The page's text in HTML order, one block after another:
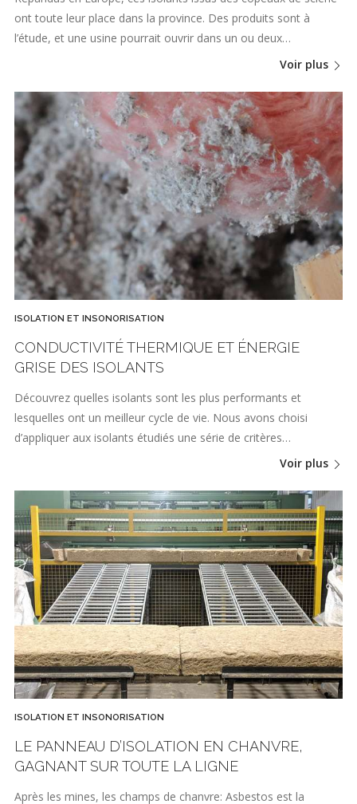
ont toute leur place dans la province. Des produits sont à
l’étude, et une usine pourrait ouvrir dans un ou deux…
Voir plus
ISOLATION ET INSONORISATION
CONDUCTIVITÉ THERMIQUE ET ÉNERGIE
GRISE DES ISOLANTS
Découvrez quelles isolants sont les plus performants et
lesquelles ont un meilleur cycle de vie. Nous avons choisi
d’appliquer aux isolants étudiés une série de critères…
Voir plus
ISOLATION ET INSONORISATION
LE PANNEAU D’ISOLATION EN CHANVRE,
GAGNANT SUR TOUTE LA LIGNE
Après les mines, les champs de chanvre: Asbestos est la